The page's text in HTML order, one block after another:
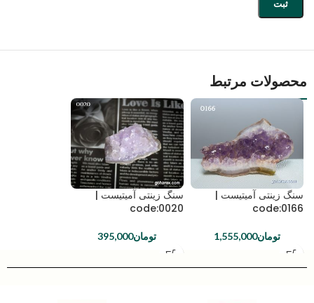
محصولات مرتبط
سنگ زینتی آمیتیست |
code:0166
تومان1,555,000
سنگ زینتی آمیتیست |
code:0020
تومان395,000